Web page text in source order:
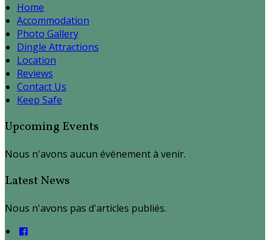
Home
Accommodation
Photo Gallery
Dingle Attractions
Location
Reviews
Contact Us
Keep Safe
Upcoming Events
Nous n'avons aucun événement à venir.
Latest News
Nous n'avons pas d'articles publiés.